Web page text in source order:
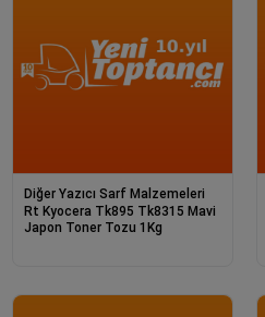
Diğer Yazıcı Sarf Malzemeleri
Rt Kyocera Tk895 Tk8315 Mavi
Japon Toner Tozu 1Kg